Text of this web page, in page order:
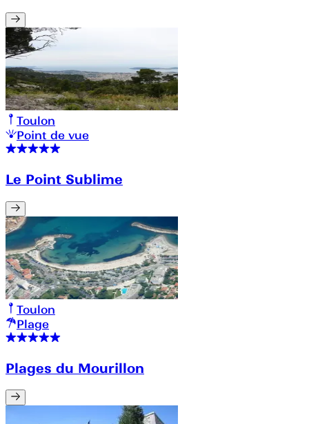
Toulon
Point de vue
Le Point Sublime
Toulon
Plage
Plages du Mourillon